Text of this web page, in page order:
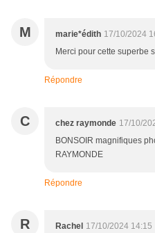
M marie*édith 17/10/2024
Merci pour cette superbe
Répondre
C chez raymonde 17/10/
BONSOIR magnifiques
RAYMONDE
Répondre
R Rachel 17/10/2024 14:15